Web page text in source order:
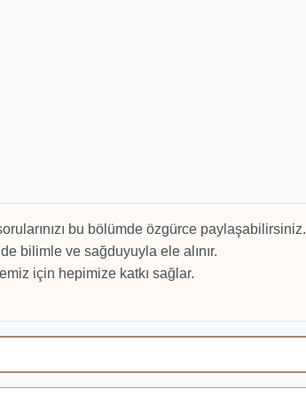
bu bölümde özgürce paylaşabilirsiniz.
bilimle ve sağduyuyla ele alınır.
için hepimize katkı sağlar.